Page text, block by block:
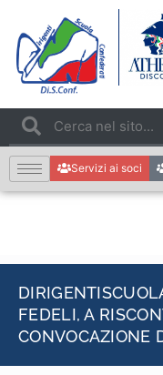
Servizi ai soci
FEDELI, A
CONVOCAZIONE